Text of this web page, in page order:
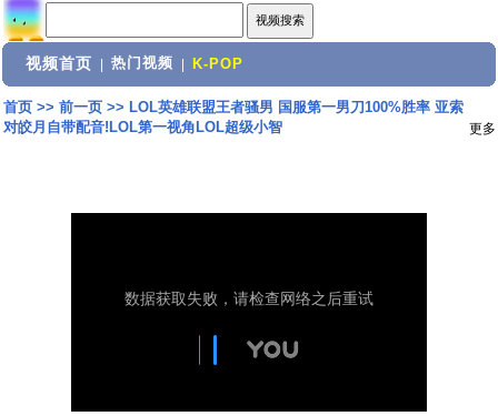
视频首页 热门视频 K-POP
首页>> 前一页>> LOL英雄联盟王者骚男 国服第一男刀100%胜率 亚索
对皎月自带配音!LOL第一视角LOL超级小智
更多